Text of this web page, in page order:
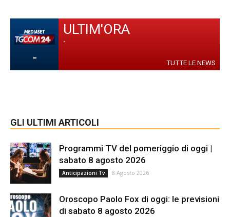
-
ULTIM'ORA
-
TUTTE LE NEWS
GLI ULTIMI ARTICOLI
Programmi TV del pomeriggio di oggi |
sabato 8 agosto 2026
Anticipazioni Tv 8 Agosto 2026
Oroscopo Paolo Fox di oggi: le previsioni
di sabato 8 agosto 2026